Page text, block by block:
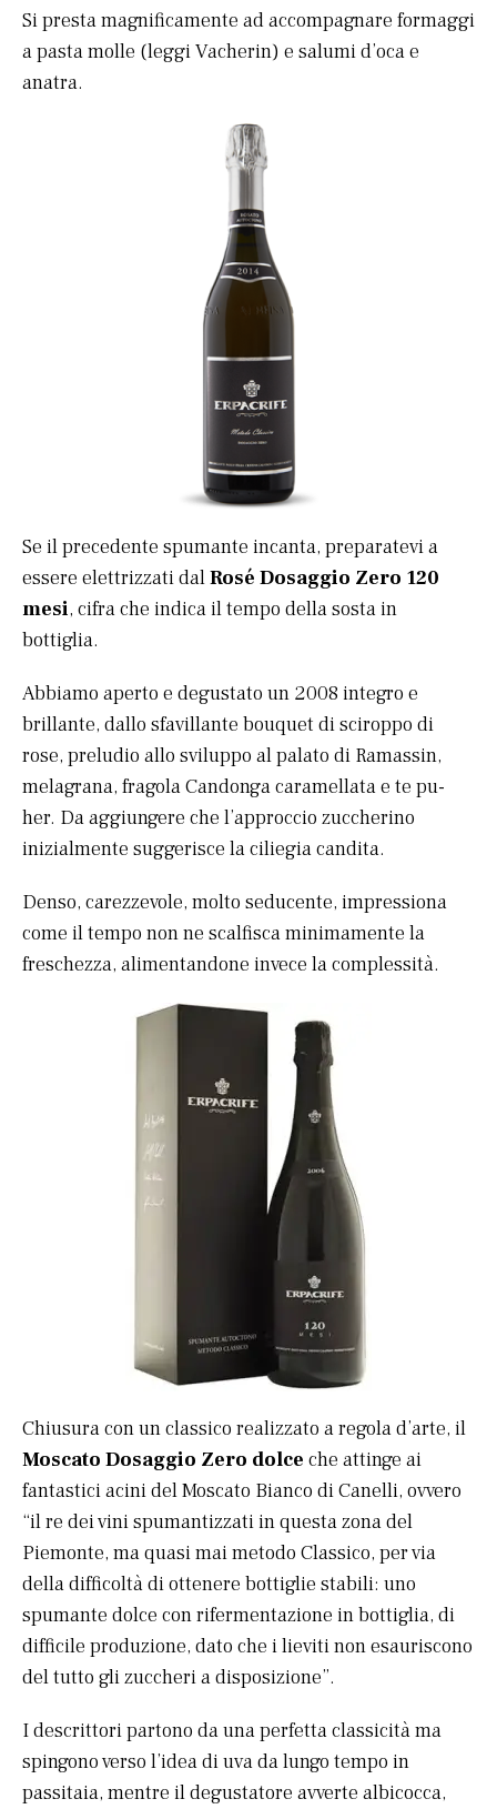
Si presta magnificamente ad accompagnare formaggi
a pasta molle (leggi Vacherin) e salumi d’oca e
anatra.
Se il precedente spumante incanta, preparatevi a
essere elettrizzati dalRosé Dosaggio Zero 120
mesi, cifra che indica il tempo della sosta in
bottiglia.
Abbiamo aperto e degustato un 2008 integro e
brillante, dallo sfavillante bouquet di sciroppo di
rose, preludio allo sviluppo al palato di Ramassin,
melagrana, fragola Candonga caramellata e te pu-
her. Da aggiungere che l’approccio zuccherino
inizialmente suggerisce la ciliegia candita.
Denso, carezzevole, molto seducente, impressiona
come il tempo non ne scalfisca minimamente la
freschezza, alimentandone invece la complessità.
Chiusura con un classico realizzato a regola d’arte, il
Moscato Dosaggio Zero dolce che attinge ai
fantastici acini del Moscato Bianco di Canelli, ovvero
“il re dei vini spumantizzati in questa zona del
Piemonte, ma quasi mai metodo Classico, per via
della difficoltà di ottenere bottiglie stabili: uno
spumante dolce con rifermentazione in bottiglia, di
difficile produzione, dato che i lieviti non esauriscono
del tutto gli zuccheri a disposizione”.
I descrittori partono da una perfetta classicità ma
spingono verso l’idea di uva da lungo tempo in
passitaia, mentre il degustatore avverte albicocca,